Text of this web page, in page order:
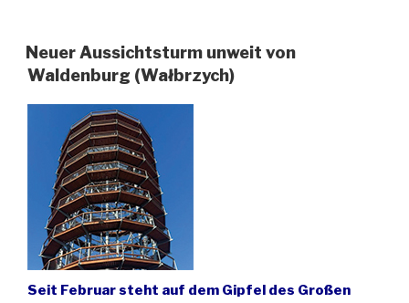
Hochwald
ist
geöffnet“
Neuer Aussichtsturm unweit von
Waldenburg (Wałbrzych)
Seit Februar steht auf dem Gipfel des Großen